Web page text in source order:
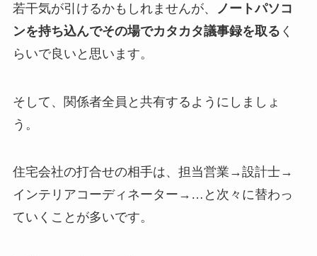
若干気が引けるかもしれませんが、
ノートパソコ
ンを持ち込んでその場でカタカタ議事録を取る く
らいで良いと思います。
そして、関係者全員と共有するようにしましょ
う。
住宅会社の打合せの相手は、担当営業→設計士→
インテリアコーディネーター→…と次々に替わっ
ていくことが多いです。